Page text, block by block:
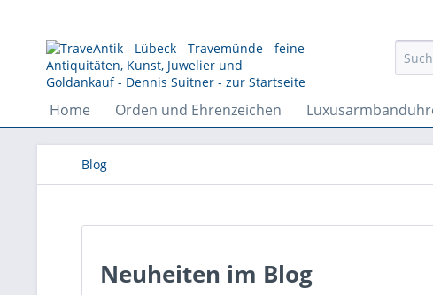
Home Orden und Ehrenzeichen
Blog
Neuheiten im Blog